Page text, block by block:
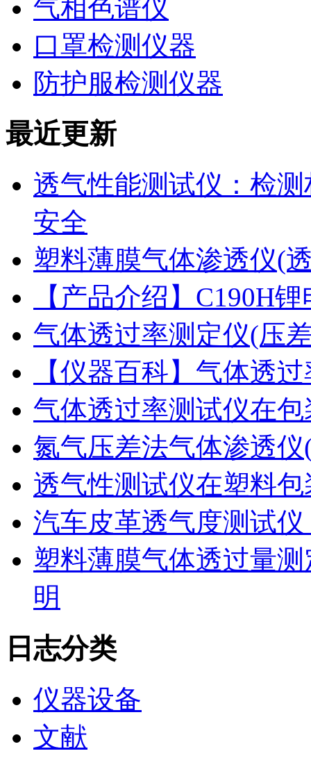
气相色谱仪
口罩检测仪器
防护服检测仪器
最近更新
透气性能测试仪：检
安全
塑料薄膜气体渗透仪(
【产品介绍】C190H
气体透过率测定仪(压
【仪器百科】气体透
气体透过率测试仪在
氮气压差法气体渗透
透气性测试仪在塑料
汽车皮革透气度测试
塑料薄膜气体透过量
明
日志分类
仪器设备
文献